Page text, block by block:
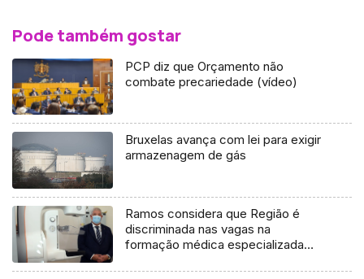
Pode também gostar
PCP diz que Orçamento não
combate precariedade (vídeo)
Bruxelas avança com lei para exigir
armazenagem de gás
Ramos considera que Região é
discriminada nas vagas na
formação médica especializada